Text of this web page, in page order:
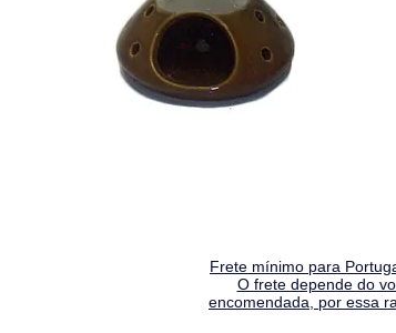
Frete mínimo para
O frete depende do
encomendada, por essa